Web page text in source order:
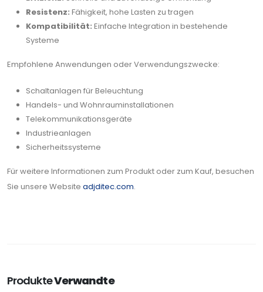
Resistenz: Fähigkeit, hohe Lasten zu tragen
Kompatibilität: Einfache Integration in bestehende
Systeme
Empfohlene Anwendungen oder Verwendungszwecke:
Schaltanlagen für Beleuchtung
Handels- und Wohnrauminstallationen
Telekommunikationsgeräte
Industrieanlagen
Sicherheitssysteme
Für weitere Informationen zum Produkt oder zum Kauf, besuchen
Sie unsere Website adjditec.com.
ProdukteVerwandte